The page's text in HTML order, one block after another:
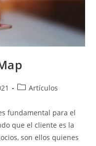
Artículos
fundamental para el
que el cliente es la
son ellos quienes